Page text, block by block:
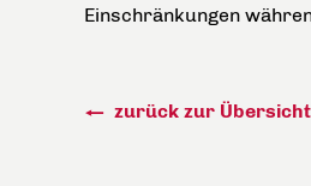
Einschränkungen
zurück zur Übersicht